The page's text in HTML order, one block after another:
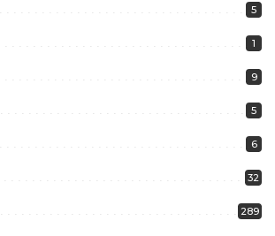
5
1
9
5
6
32
289